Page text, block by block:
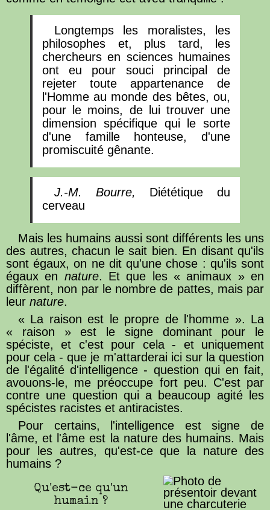
Longtemps les moralistes, les
philosophes et, plus tard, les
chercheurs en sciences humaines
ont eu pour souci principal de
rejeter toute appartenance de
l'Homme au monde des bêtes, ou,
pour le moins, de lui trouver une
dimension spécifique qui le sorte
d'une famille honteuse, d'une
promiscuité gênante.
J.-M. Bourre, Diététique du
cerveau
Mais les humains aussi sont différents les uns
des autres, chacun le sait bien. En disant qu'ils
sont égaux, on ne dit qu'une chose : qu'ils sont
égaux en nature. Et que les « animaux » en
diffèrent, non par le nombre de pattes, mais par
leur nature.
« La raison est le propre de l'homme ». La
« raison » est le signe dominant pour le
spéciste, et c'est pour cela - et uniquement
pour cela - que je m'attarderai ici sur la question
de l'égalité d'intelligence - question qui en fait,
avouons-le, me préoccupe fort peu. C'est par
contre une question qui a beaucoup agité les
spécistes racistes et antiracistes.
Pour certains, l'intelligence est signe de
l'âme, et l'âme est la nature des humains. Mais
pour les autres, qu'est-ce que la nature des
humains ?
Qu'est-ce qu'un
humain ?